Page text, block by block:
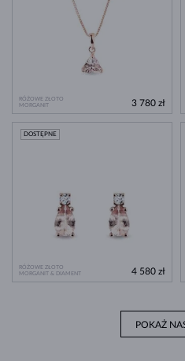
RÓŻOWE ZŁOTO
MORGANIT
3 780 zł
RÓŻOWE ZŁOTO
MORGANIT & DIAMENT
DOSTĘPNE
4 580 zł
POKAŻ